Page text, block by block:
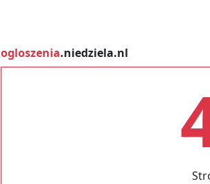
ogloszenia.niedziela.nl